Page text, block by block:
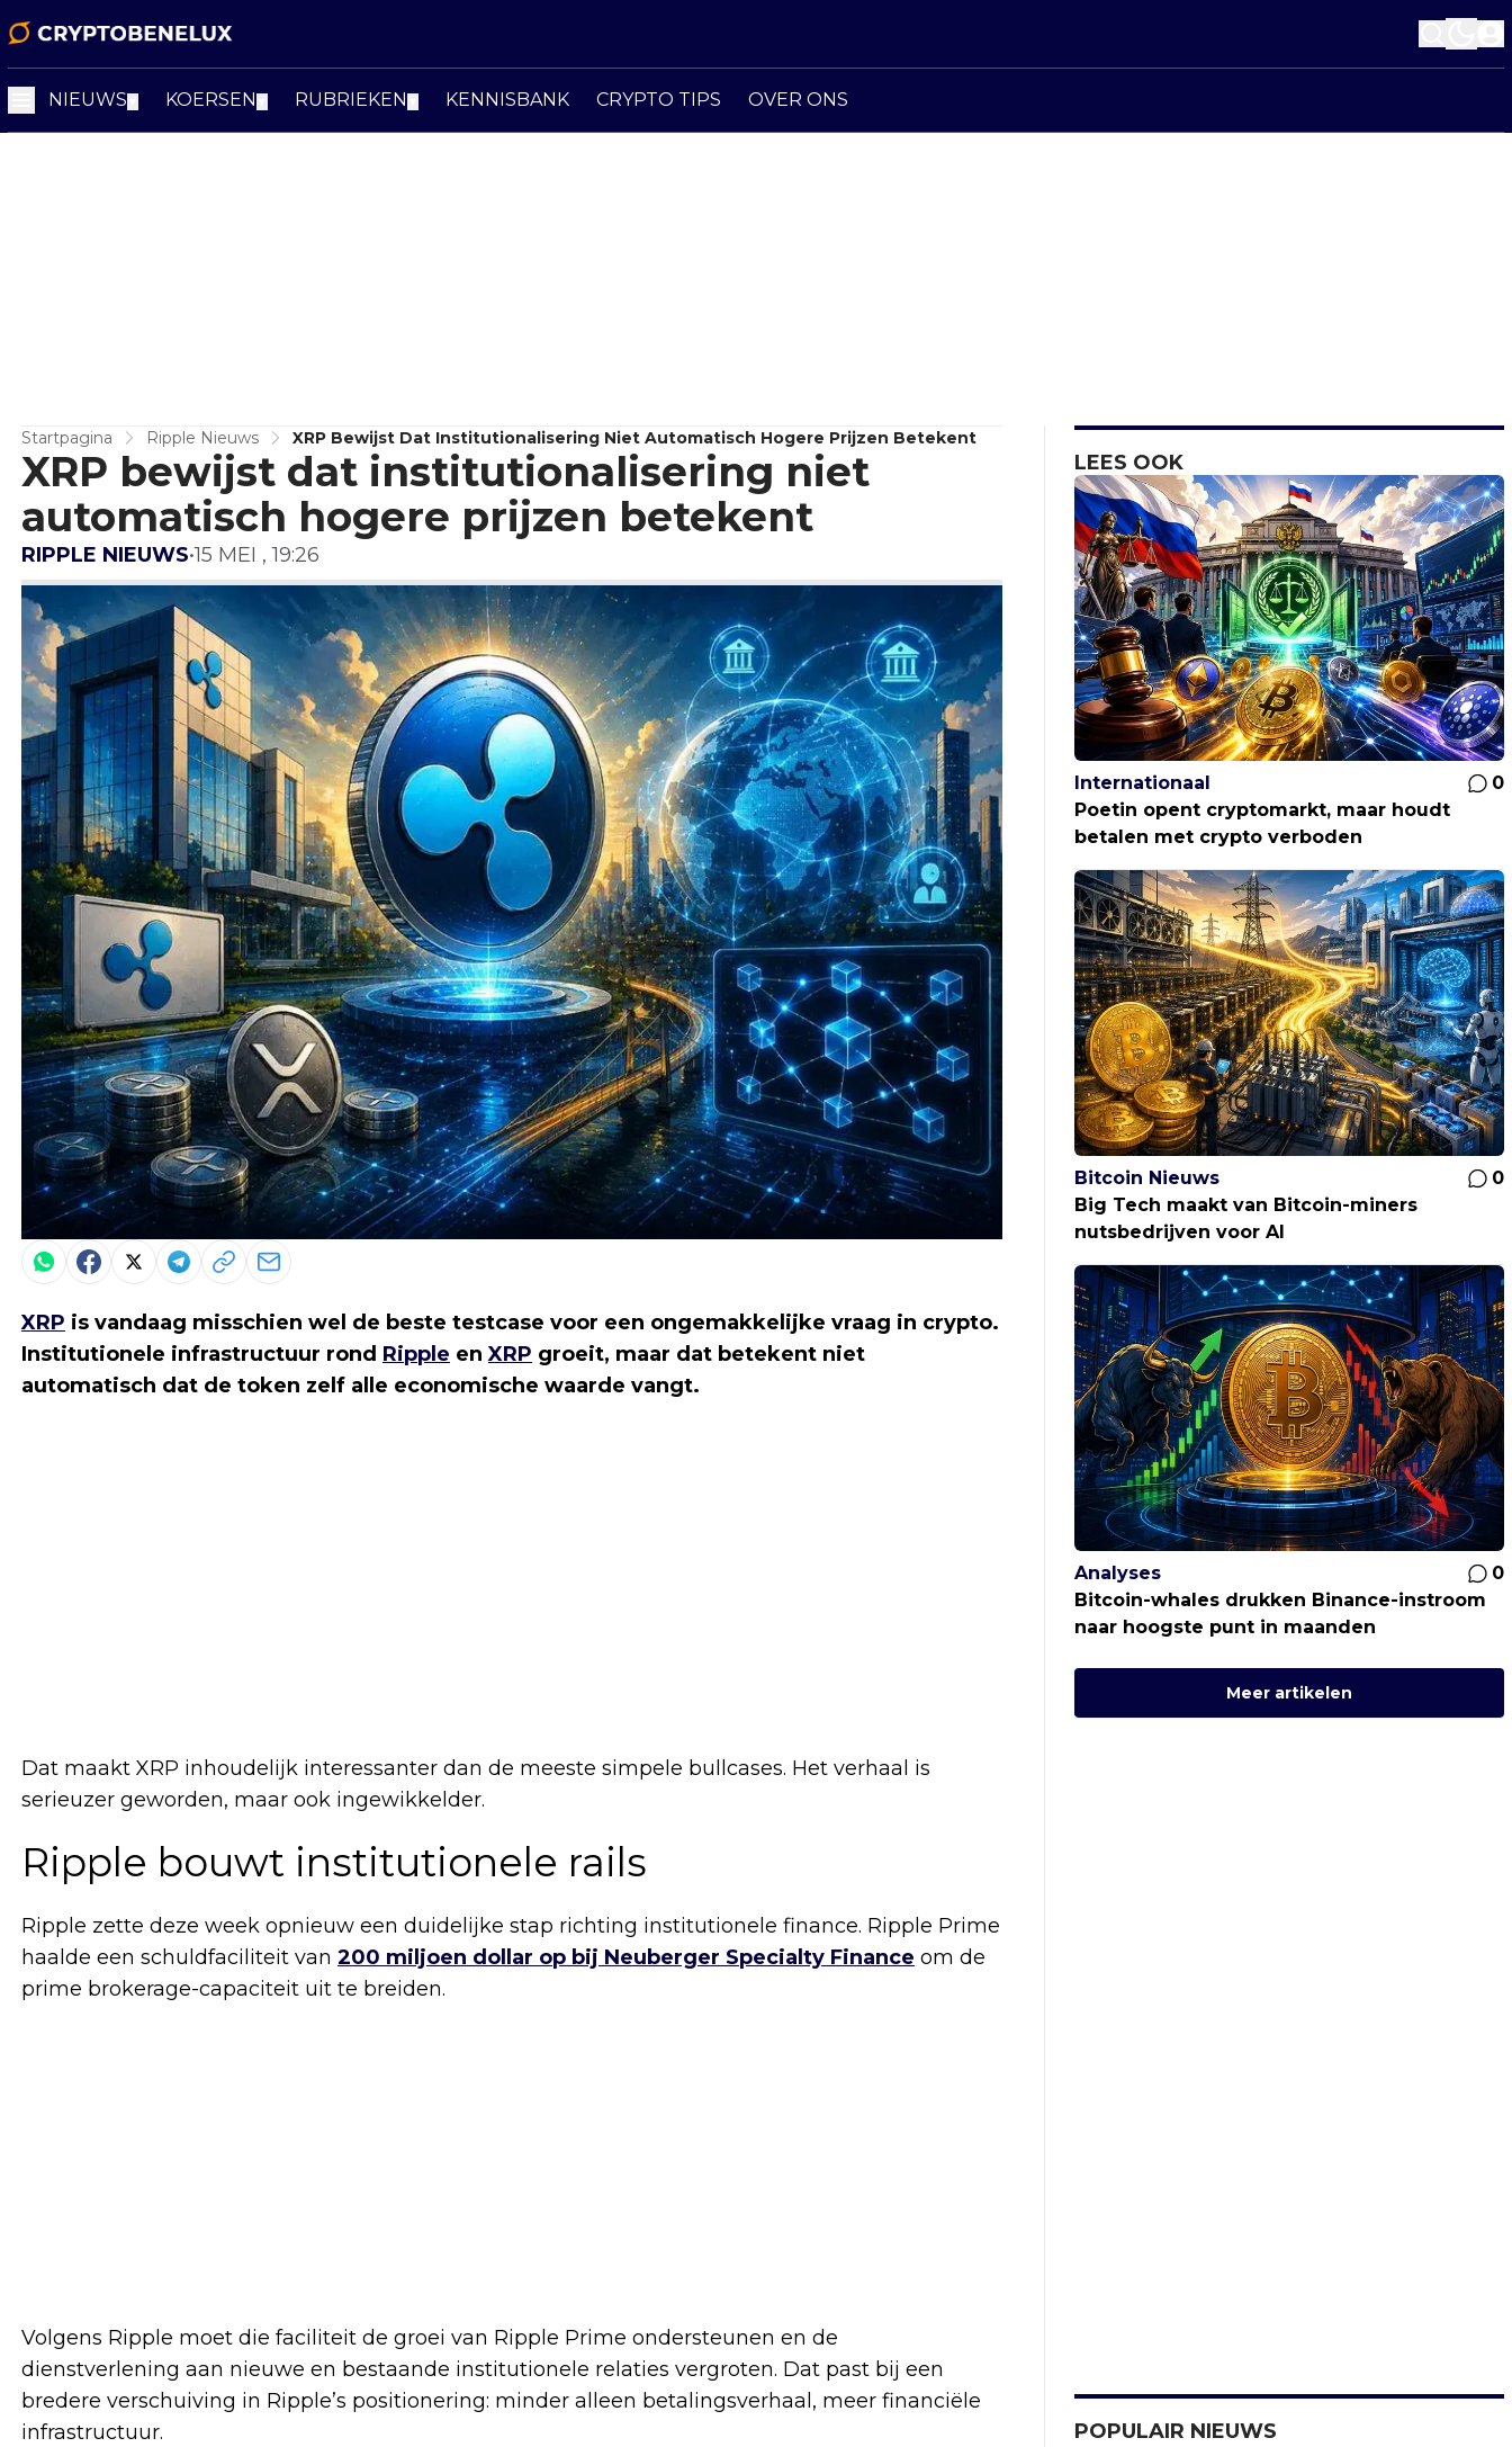
NIEUWS KOERSEN RUBRIEKEN KENNISBANK CRYPTO TIPS OVER ONS
Startpagina Ripple Nieuws XRP Bewijst Dat Institutionalisering Niet Automatisch Hogere Prijzen Betekent
XRP bewijst dat institutionalisering niet
automatisch hogere prijzen betekent
RIPPLE NIEUWS•15 MEI , 19:26
XRP is vandaag misschien wel de beste testcase voor een ongemakkelijke vraag in crypto.
Institutionele infrastructuur rond Ripple enXRP groeit, maar dat betekent niet
automatisch dat de token zelf alle economische waarde vangt.
Dat maakt XRP inhoudelijk interessanter dan de meeste simpele bullcases. Het verhaal is
serieuzer geworden, maar ook ingewikkelder.
Ripple bouwt institutionele rails
Ripple zette deze week opnieuw een duidelijke stap richting institutionele finance. Ripple Prime
haalde een schuld­faciliteit van 200 miljoen dollar op bij Neuberger Specialty Finance om de
prime brokerage-capaciteit uit te breiden.
Volgens Ripple moet die faciliteit de groei van Ripple Prime ondersteunen en de
dienstverlening aan nieuwe en bestaande institutionele relaties vergroten. Dat past bij een
bredere verschuiving in Ripple’s positionering: minder alleen betalingsverhaal, meer financiële
infrastructuur.
LEES OOK
Internationaal
0
Poetin opent cryptomarkt, maar houdt
betalen met crypto verboden
Bitcoin Nieuws
0
Big Tech maakt van Bitcoin-miners
nutsbedrijven voor AI
Analyses
0
Bitcoin-whales drukken Binance-instroom
naar hoogste punt in maanden
Meer artikelen
POPULAIR NIEUWS